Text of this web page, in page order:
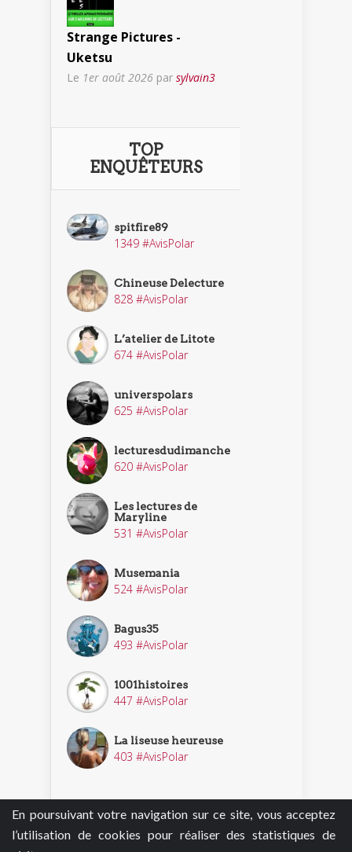
En poursuivant votre navigation sur ce site, vous acceptez
l’utilisation de cookies pour réaliser des statistiques de
Strange Pictures -
Uketsu
Le 1er août 2026 par sylvain3
TOP
ENQUÊTEURS
spitfire89
1349 #AvisPolar
Chineuse Delecture
828 #AvisPolar
L’atelier de Litote
674 #AvisPolar
universpolars
625 #AvisPolar
lecturesdudimanche
620 #AvisPolar
Les lectures de
Maryline
531 #AvisPolar
Musemania
524 #AvisPolar
Bagus35
493 #AvisPolar
1001histoires
447 #AvisPolar
La liseuse heureuse
403 #AvisPolar
Découvrir nos enquêteurs